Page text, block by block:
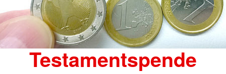
Testamentspende